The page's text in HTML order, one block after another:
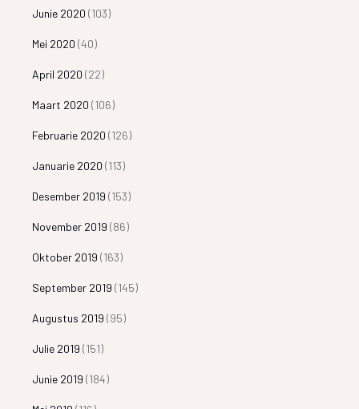
Junie 2020 (103)
Mei 2020 (40)
April 2020 (22)
Maart 2020 (106)
Februarie 2020 (126)
Januarie 2020 (113)
Desember 2019 (153)
November 2019 (86)
Oktober 2019 (163)
September 2019 (145)
Augustus 2019 (95)
Julie 2019 (151)
Junie 2019 (184)